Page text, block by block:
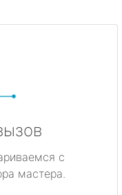
с
мастера.